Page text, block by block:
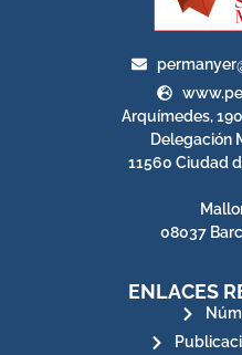
Arquímedes,
Delegación
11560 Ciudad
08037
ENLACES